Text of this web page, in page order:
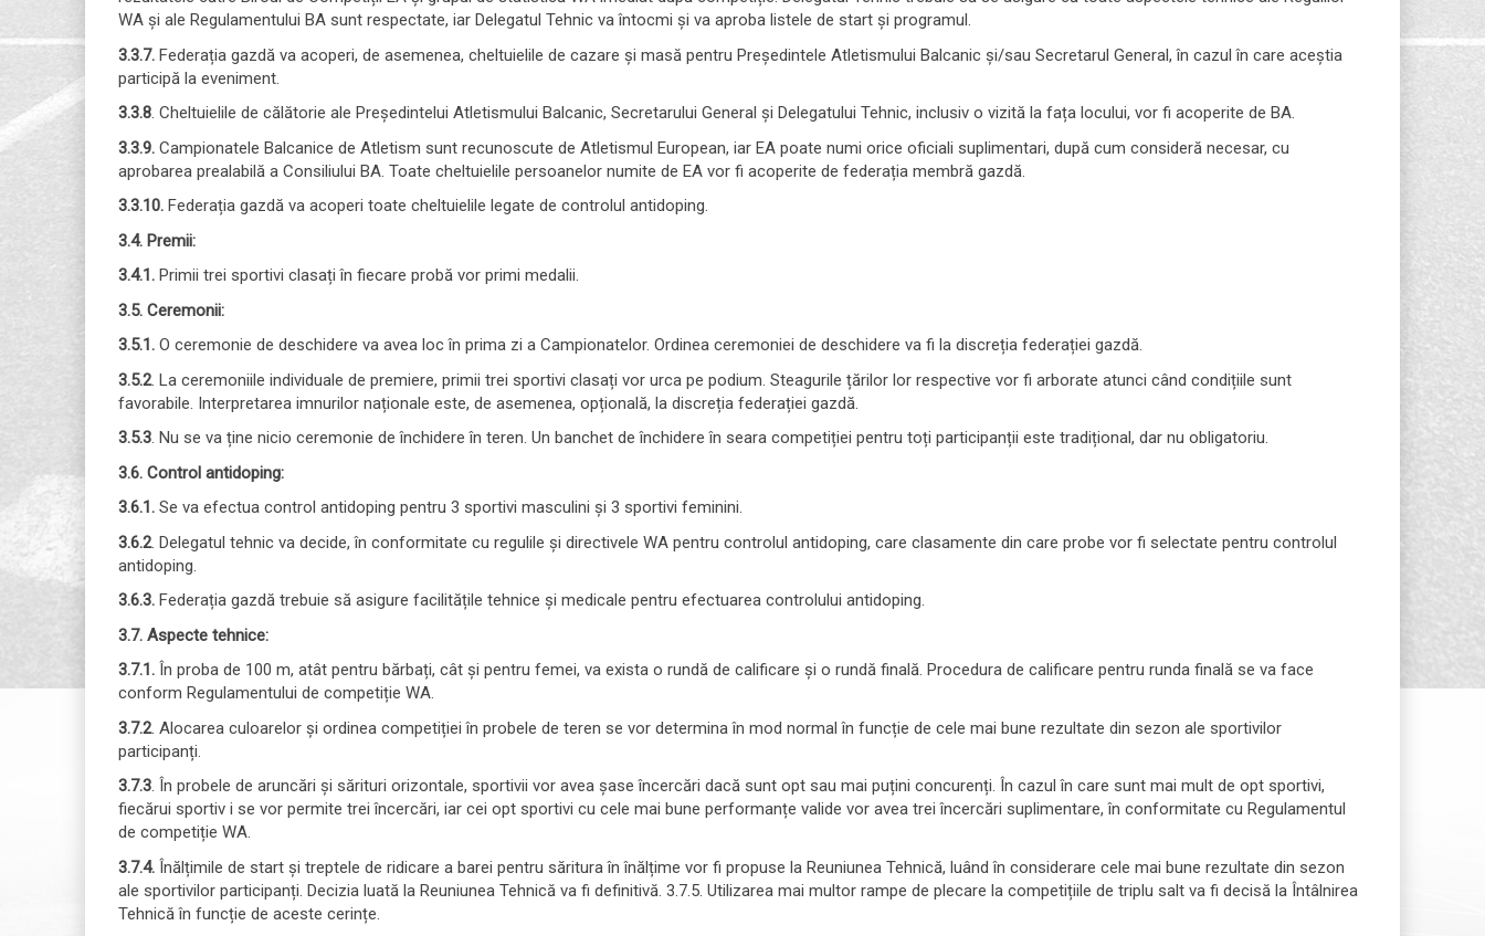
WA și ale Regulamentului BA sunt respectate, iar Delegatul Tehnic va întocmi și va aproba listele de start și programul.
3.3.7. Federația gazdă va acoperi, de asemenea, cheltuielile de cazare și masă pentru Președintele Atletismului Balcanic și/sau Secretarul General, în cazul în care aceștia
participă la eveniment.
3.3.8. Cheltuielile de călătorie ale Președintelui Atletismului Balcanic, Secretarului General și Delegatului Tehnic, inclusiv o vizită la fața locului, vor fi acoperite de BA.
3.3.9. Campionatele Balcanice de Atletism sunt recunoscute de Atletismul European, iar EA poate numi orice oficiali suplimentari, după cum consideră necesar, cu
aprobarea prealabilă a Consiliului BA. Toate cheltuielile persoanelor numite de EA vor fi acoperite de federația membră gazdă.
3.3.10. Federația gazdă va acoperi toate cheltuielile legate de controlul antidoping.
3.4. Premii:
3.4.1. Primii trei sportivi clasați în fiecare probă vor primi medalii.
3.5. Ceremonii:
3.5.1. O ceremonie de deschidere va avea loc în prima zi a Campionatelor. Ordinea ceremoniei de deschidere va fi la discreția federației gazdă.
3.5.2. La ceremoniile individuale de premiere, primii trei sportivi clasați vor urca pe podium. Steagurile țărilor lor respective vor fi arborate atunci când condițiile sunt
favorabile. Interpretarea imnurilor naționale este, de asemenea, opțională, la discreția federației gazdă.
3.5.3. Nu se va ține nicio ceremonie de închidere în teren. Un banchet de închidere în seara competiției pentru toți participanții este tradițional, dar nu obligatoriu.
3.6. Control antidoping:
3.6.1. Se va efectua control antidoping pentru 3 sportivi masculini și 3 sportivi feminini.
3.6.2. Delegatul tehnic va decide, în conformitate cu regulile și directivele WA pentru controlul antidoping, care clasamente din care probe vor fi selectate pentru controlul
antidoping.
3.6.3. Federația gazdă trebuie să asigure facilitățile tehnice și medicale pentru efectuarea controlului antidoping.
3.7. Aspecte tehnice:
3.7.1. În proba de 100 m, atât pentru bărbați, cât și pentru femei, va exista o rundă de calificare și o rundă finală. Procedura de calificare pentru runda finală se va face
conform Regulamentului de competiție WA.
3.7.2. Alocarea culoarelor și ordinea competiției în probele de teren se vor determina în mod normal în funcție de cele mai bune rezultate din sezon ale sportivilor
participanți.
3.7.3. În probele de aruncări și sărituri orizontale, sportivii vor avea șase încercări dacă sunt opt ​​sau mai puțini concurenți. În cazul în care sunt mai mult de opt sportivi,
fiecărui sportiv i se vor permite trei încercări, iar cei opt sportivi cu cele mai bune performanțe valide vor avea trei încercări suplimentare, în conformitate cu Regulamentul
de competiție WA.
3.7.4. Înălțimile de start și treptele de ridicare a barei pentru săritura în înălțime vor fi propuse la Reuniunea Tehnică, luând în considerare cele mai bune rezultate din sezon
ale sportivilor participanți. Decizia luată la Reuniunea Tehnică va fi definitivă. 3.7.5. Utilizarea mai multor rampe de plecare la competițiile de triplu salt va fi decisă la Întâlnirea
Tehnică în funcție de aceste cerințe.